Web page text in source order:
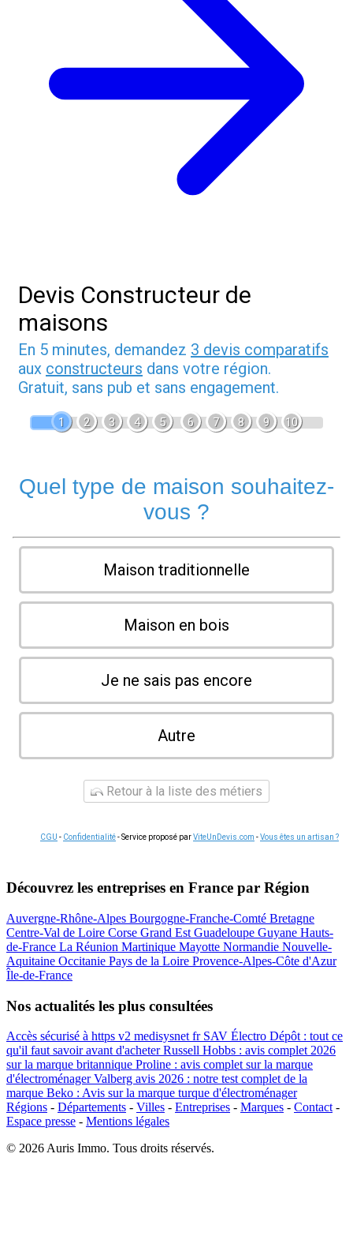
Devis Constructeur de
maisons
En 5 minutes, demandez 3 devis comparatifs
aux constructeurs dans votre région.
Gratuit, sans pub et sans engagement.
1 2 3 4 5 6 7 8 9 10
Quel type de maison souhaitez-
vous ?
Maison traditionnelle
Maison en bois
Je ne sais pas encore
Autre
Retour à la liste des métiers
CGU - Confidentialité- Service proposé parViteUnDevis.com -Vous êtes un artisan ?
Découvrez les entreprises en France par Région
Auvergne-Rhône-Alpes Bourgogne-Franche-Comté Bretagne
Centre-Val de Loire Corse Grand Est Guadeloupe Guyane Hauts-
de-France La Réunion Martinique Mayotte Normandie Nouvelle-
Aquitaine Occitanie Pays de la Loire Provence-Alpes-Côte d'Azur
Île-de-France
Nos actualités les plus consultées
Accès sécurisé à https v2 medisysnet fr SAV Électro Dépôt : tout ce
qu'il faut savoir avant d'acheterRussell Hobbs : avis complet 2026
sur la marque britannique Proline : avis complet sur la marque
d'électroménagerValberg avis 2026 : notre test complet de la
marque Beko : Avis sur la marque turque d'électroménager
Régions - Départements - Villes - Entreprises - Marques - Contact -
Espace presse - Mentions légales
© 2026 Auris Immo. Tous droits réservés.